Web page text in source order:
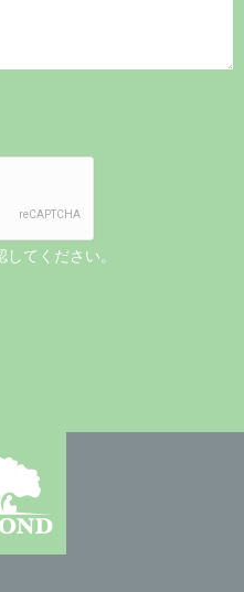
てください。